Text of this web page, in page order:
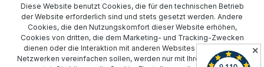
Diese Website benutzt Cookies, die für den technischen Betrieb
der Website erforderlich sind und stets gesetzt werden. Andere
Cookies, die den Nutzungskomfort dieser Website erhöhen,
Cookies von dritten, die dem Marketing- und Tracking-Zwecken
dienen oder die Interaktion mit anderen Websites und sozialen
Netzwerken vereinfachen sollen, werden nur mit Ihrer Zustimmung
✕